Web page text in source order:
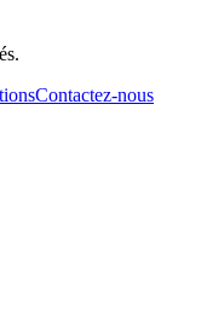
Contactez-nous